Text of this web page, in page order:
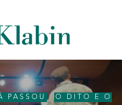
PASSOU ,
O DITO E O